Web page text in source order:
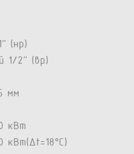
(нр)
1/2" (вр)
мм
кВт
кВт(Δt=18°C)